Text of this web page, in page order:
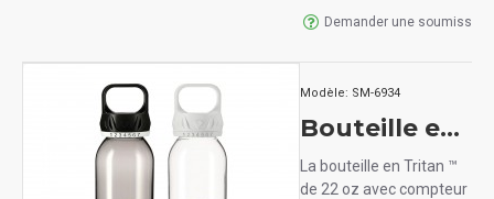
Demander une soumission
Modèle: SM-6934
Bouteille en Tritan 22 oz avec compteur
La bouteille en Tritan ™
de 22 oz avec compteur